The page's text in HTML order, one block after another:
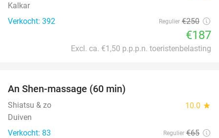
Kalkar
Verkocht: 392
Regulier €250
€187
Excl. ca. €1,50 p.p.p.n. toeristenbelasting
An Shen-massage (60 min)
Shiatsu & zo 10.0 star
Duiven
Verkocht: 83
Regulier €65